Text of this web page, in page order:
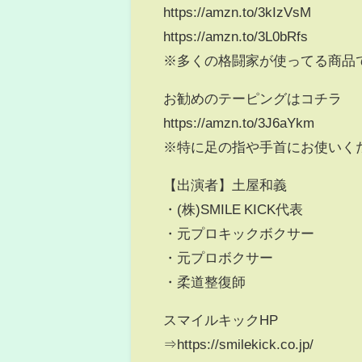
https://amzn.to/3kIzVsM
https://amzn.to/3L0bRfs
※多くの格闘家が使ってる商品
お勧めのテーピングはコチラ
https://amzn.to/3J6aYkm
※特に足の指や手首にお使いく
【出演者】土屋和義
・(株)SMILE KICK代表
・元プロキックボクサー
・元プロボクサー
・柔道整復師
スマイルキックHP
⇒https://smilekick.co.jp/